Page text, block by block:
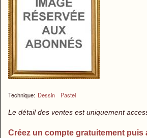
Technique: Dessin Pastel
Le détail des ventes est uniquement
Créez un compte gratuitement puis